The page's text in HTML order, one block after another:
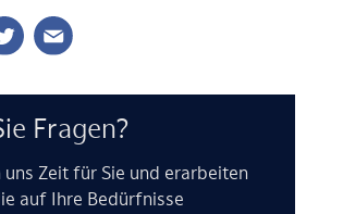
Fragen?
uns Zeit für Sie und erarbeiten
auf Ihre Bedürfnisse